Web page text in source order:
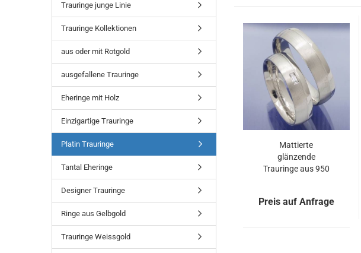
Mattierte
glänzende
Trauringe aus 950
Preis auf Anfrage
Trauringe junge Linie
Trauringe Kollektionen
aus oder mit Rotgold
ausgefallene Trauringe
Eheringe mit Holz
Einzigartige Trauringe
Platin Trauringe
Tantal Eheringe
Designer Trauringe
Ringe aus Gelbgold
Trauringe Weissgold